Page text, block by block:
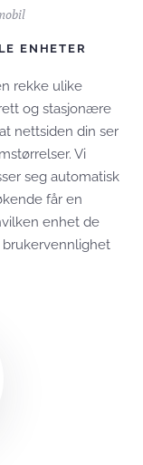
ENHETER
rekke ulike
og stasjonære
nettsiden din ser
Vi
seg automatisk
får en
enhet de
brukervennlighet